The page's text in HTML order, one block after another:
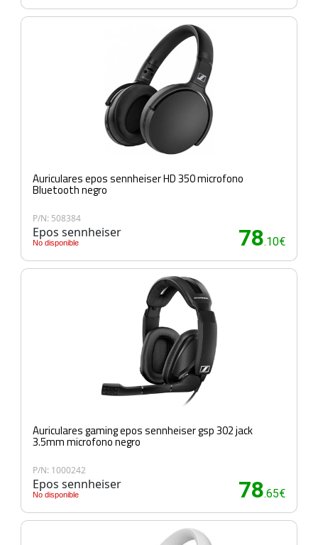
Auriculares epos sennheiser HD 350 microfono
Bluetooth negro
P/N: 508384
Epos sennheiser
No disponible 78.10€
Auriculares gaming epos sennheiser gsp 302 jack
3.5mm microfono negro
P/N: 1000242
Epos sennheiser
No disponible 78.65€